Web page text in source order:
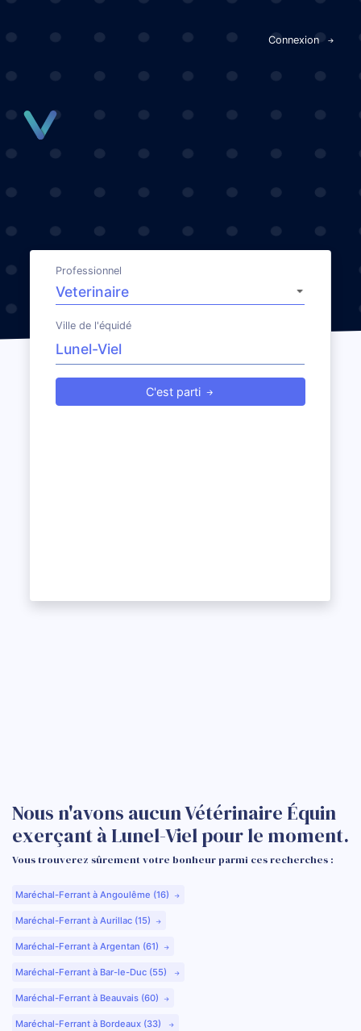
Connexion
Professionnel
Ville de l'équidé
C'est parti
Nous n'avons aucun Vétérinaire Équin
exerçant à Lunel-Viel pour le moment.
Vous trouverez sûrement votre bonheur parmi ces recherches :
Maréchal-Ferrant à Angoulême (16)
Maréchal-Ferrant à Aurillac (15)
Maréchal-Ferrant à Argentan (61)
Maréchal-Ferrant à Bar-le-Duc (55)
Maréchal-Ferrant à Beauvais (60)
Maréchal-Ferrant à Bordeaux (33)